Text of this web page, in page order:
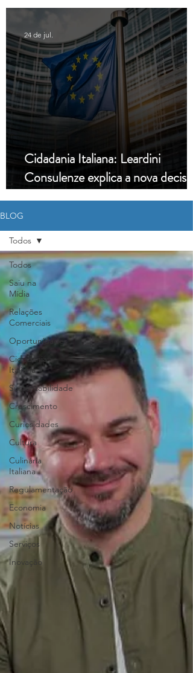
Cidadania Italiana: Leardini
Consulenze explica a nova decisão
da Corte Constitucional
24 de jul.
BLOG
Todos
Saiu na
Mídia
Relações
Comerciais
Oportunidades
Cidadania
Italiana
Sustentabilidade
Crescimento
Curiosidades
Cultura
Culinária
Italiana
Regulamentação
Economia
Notícias
Serviços
Inovação
Todos